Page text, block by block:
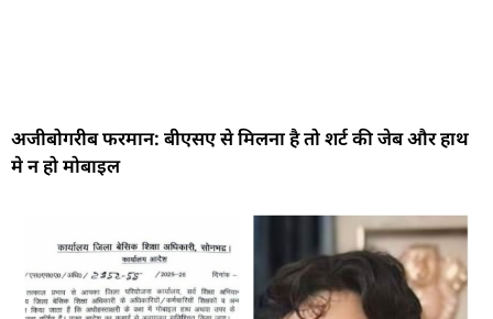
अजीबोगरीब फरमान: बीएसए से मिलना है तो शर्ट की जेब और हाथ
मे न हो मोबाइल